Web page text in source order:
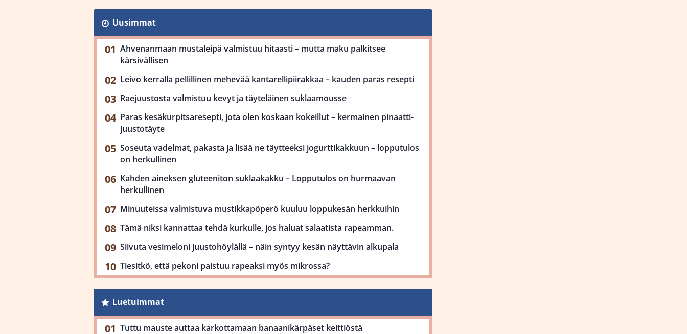
Uusimmat
Ahvenanmaan mustaleipä valmistuu hitaasti – mutta maku palkitsee
kärsivällisen
Leivo kerralla pellillinen mehevää kantarellipiirakkaa – kauden paras resepti
Raejuustosta valmistuu kevyt ja täyteläinen suklaamousse
Paras kesäkurpitsaresepti, jota olen koskaan kokeillut – kermainen pinaatti-
juustotäyte
Soseuta vadelmat, pakasta ja lisää ne täytteeksi jogurttikakkuun – lopputulos
on herkullinen
Kahden aineksen gluteeniton suklaakakku – Lopputulos on hurmaavan
herkullinen
Minuuteissa valmistuva mustikkapöperö kuuluu loppukesän herkkuihin
Tämä niksi kannattaa tehdä kurkulle, jos haluat salaatista rapeamman.
Siivuta vesimeloni juustohöylällä – näin syntyy kesän näyttävin alkupala
Tiesitkö, että pekoni paistuu rapeaksi myös mikrossa?
Luetuimmat
Tuttu mauste auttaa karkottamaan banaanikärpäset keittiöstä